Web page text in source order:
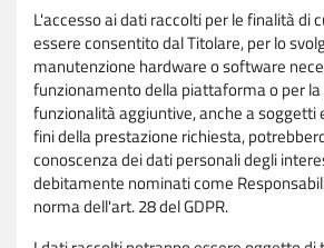
L'accesso ai dati raccolti per le finalità di
essere consentito dal Titolare, per lo
manutenzione hardware o software
funzionamento della piattaforma o per
funzionalità aggiuntive, anche a soggetti
fini della prestazione richiesta,
conoscenza dei dati personali degli
debitamente nominati come
norma dell'art. 28 del GDPR.